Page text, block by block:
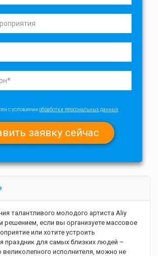
с условиями обработки персональных данных
талантливого молодого артиста Aliy
решением, если вы организуете массовое
или хотите устроить
праздник для самых близких людей –
великолепного исполнителя, можно не